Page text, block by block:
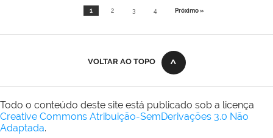
1 2 3 4 Próximo »
VOLTAR AO TOPO
Todo o conteúdo deste site está publicado sob a licença
Creative Commons Atribuição-SemDerivações 3.0 Não
Adaptada.